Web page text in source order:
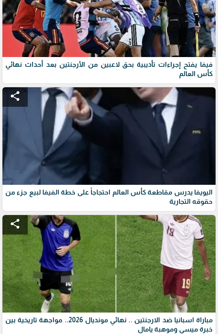
فيفا يفتح إجراءات تأديبية بحق لاعبين من الأرجنتين بعد أحداث نهائي
كأس العالم
share
اليويفا يدرس مقاطعة كأس العالم احتجاجاً على خطة الفيفا لبيع جزء من
حقوقه التجارية
share
مباراة اسبانيا ضد الارجنتين .. نهائي مونديال 2026.. مواجهة تاريخية بين
خبرة ميسي وموهبة يامال